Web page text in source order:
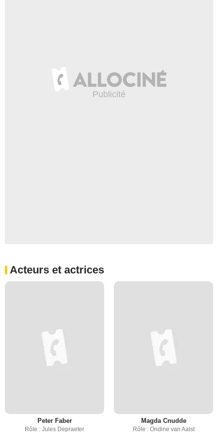
Acteurs et actrices
Peter Faber
Rôle : Jules Depraeter
Magda Cnudde
Rôle : Ondine van Aalst